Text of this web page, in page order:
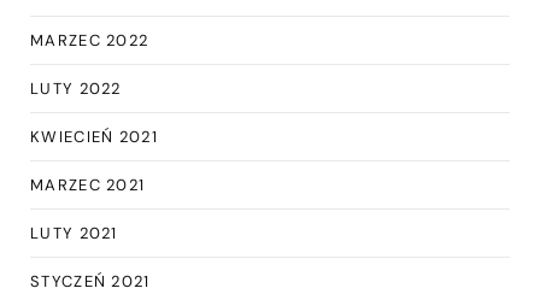
MARZEC 2022
LUTY 2022
KWIECIEŃ 2021
MARZEC 2021
LUTY 2021
STYCZEŃ 2021